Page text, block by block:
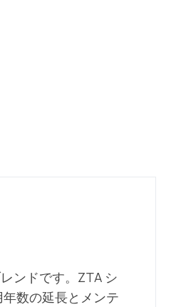
ンドです。ZTA シ
数の延長とメンテ